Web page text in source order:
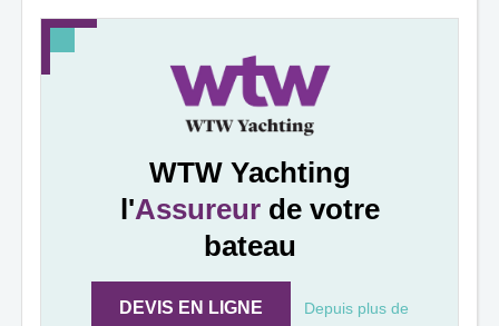
WTW Yachting
l'Assureurde votre
bateau
DEVIS EN LIGNE Depuis plus de